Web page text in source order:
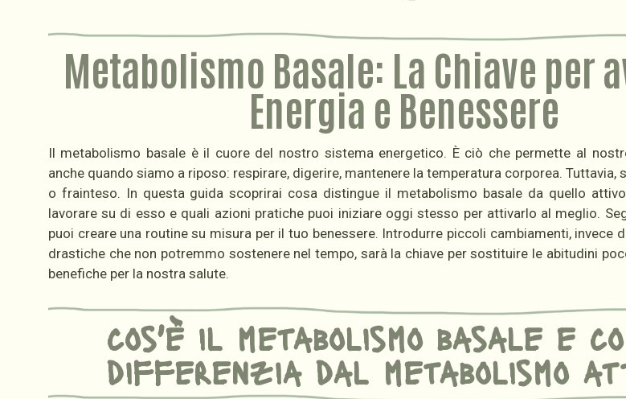
Metabolismo Basale: La Chiave per
Energia e Benessere
Il metabolismo basale è il cuore del nostro sistema energetico. È ciò che permette al
anche quando siamo a riposo: respirare, digerire, mantenere la temperatura corporea. Tuttavia,
o frainteso. In questa guida scoprirai cosa distingue il metabolismo basale da quello
lavorare su di esso e quali azioni pratiche puoi iniziare oggi stesso per attivarlo al meglio.
puoi creare una routine su misura per il tuo benessere. Introdurre piccoli cambiamenti, invece
drastiche che non potremmo sostenere nel tempo, sarà la chiave per sostituire le abitudini
benefiche per la nostra salute.
cos'è il metabolismo basale e
differenzia dal metabolismo